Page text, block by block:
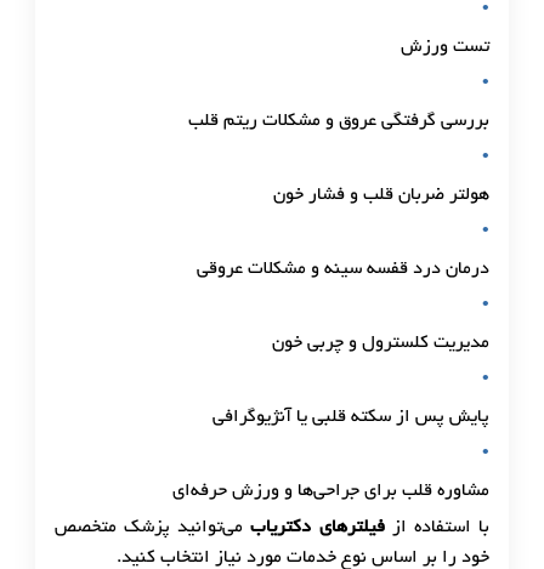
تست ورزش
بررسی گرفتگی عروق و مشکلات ریتم قلب
هولتر ضربان قلب و فشار خون
درمان درد قفسه سینه و مشکلات عروقی
مدیریت کلسترول و چربی خون
پایش پس از سکته قلبی یا آنژیوگرافی
مشاوره قلب برای جراحی‌ها و ورزش حرفه‌ای
با استفاده ازفیلترهای دکتریابمی‌توانید پزشک متخصص
خود را بر اساس نوع خدمات مورد نیاز انتخاب کنید.